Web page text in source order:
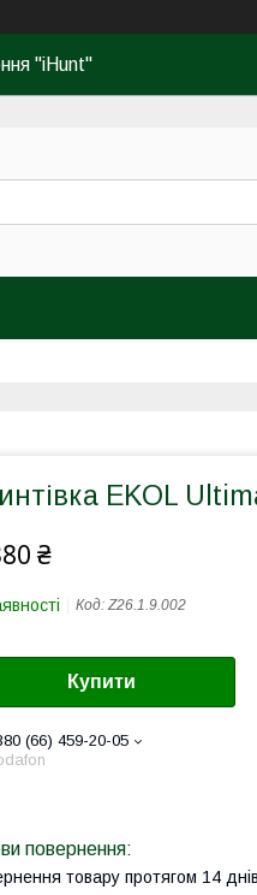
"iHunt"
EKOL
₴
Код: Z26.1.9.002
Купити
(66) 459-20-05
товару протягом 14 днів